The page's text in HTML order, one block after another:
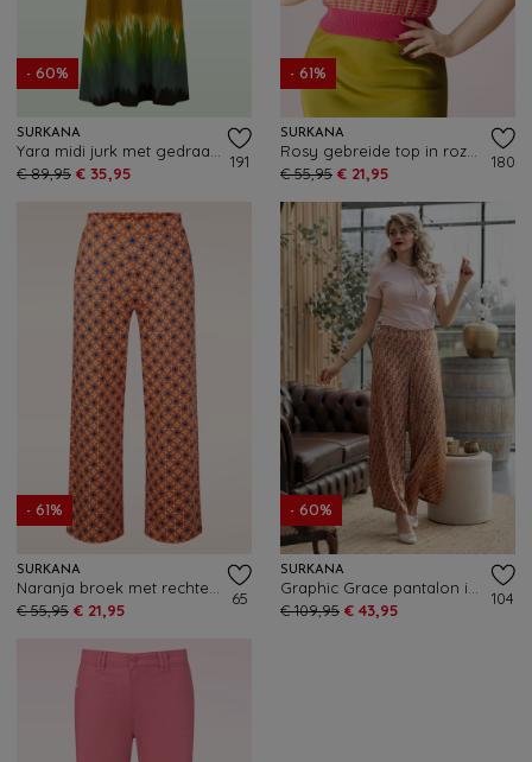
- 60%
SURKANA
€ 89,95 € 35,95
191
- 61%
SURKANA
€ 55,95 € 21,95
180
- 61%
SURKANA
€ 55,95 € 21,95
65
- 60%
SURKANA
€ 109,95 € 43,95
104